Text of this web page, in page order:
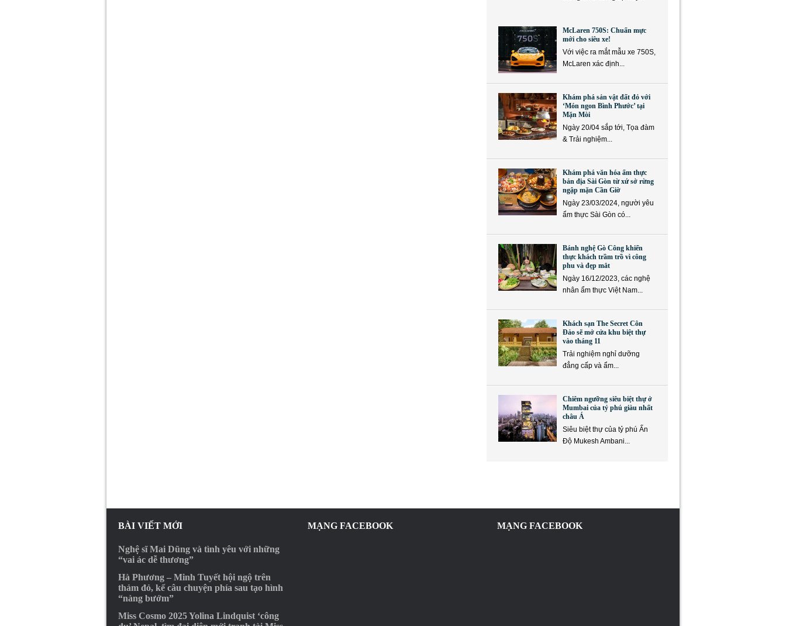
McLaren 750S: Chuẩn mực
mới cho siêu xe!
Với việc ra mắt mẫu xe 750S,
McLaren xác định...
Khám phá sản vật đất đỏ với
‘Món ngon Bình Phước’ tại
Mặn Mòi
Ngày 20/04 sắp tới, Tọa đàm
& Trải nghiệm...
Khám phá văn hóa ẩm thực
bản địa Sài Gòn từ xứ sở rừng
ngập mặn Cần Giờ
Ngày 23/03/2024, người yêu
ẩm thực Sài Gòn có...
Bánh nghệ Gò Công khiến
thực khách trầm trồ vì công
phu và đẹp mắt
Ngày 16/12/2023, các nghệ
nhân ẩm thực Việt Nam...
Khách sạn The Secret Côn
Đảo sẽ mở cửa khu biệt thự
vào tháng 11
Trải nghiệm nghỉ dưỡng
đẳng cấp và ẩm...
Chiêm ngưỡng siêu biệt thự ở
Mumbai của tỷ phú giàu nhất
châu Á
Siêu biệt thự của tỷ phú Ấn
Độ Mukesh Ambani...
BÀI VIẾT MỚI
Nghệ sĩ Mai Dũng và tình yêu với những
“vai ác dễ thương”
Hà Phương – Minh Tuyết hội ngộ trên
thảm đỏ, kể câu chuyện phía sau tạo hình
“nàng bướm”
Miss Cosmo 2025 Yolina Lindquist ‘công
MẠNG FACEBOOK MẠNG FACEBOOK